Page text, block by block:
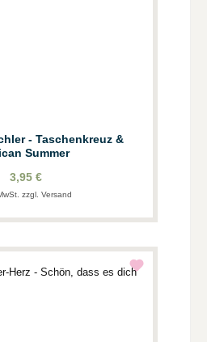
- Taschenkreuz &
Summer
3,95 €
zzgl. Versand